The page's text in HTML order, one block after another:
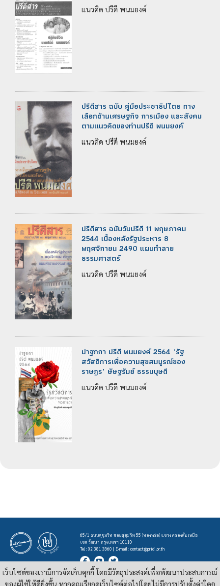
แนวคิด ปรีดี พนมยงค์
ปรีดีสาร ฉบับ คู่มือประชาธิปไตย ทาง
เลือกด้านเศรษฐกิจ การเมือง และสังคม
ตามแนวคิดของท่านปรีดี พนมยงค์
แนวคิด ปรีดี พนมยงค์
ปรีดีสาร ฉบับวันปรีดี 11 พฤษภาคม
2544 เบื้องหลังรัฐประหาร 8
พฤศจิกายน 2490 แผนทำลาย
ธรรมศาสตร์
แนวคิด ปรีดี พนมยงค์
ปาฐกถา ปรีดี พนมยงค์ 2564 "รัฐ
สวัสดิการเพื่อความสุขสมบูรณ์ของ
ราษฎร" ษัษฐรัมย์ ธรรมบุษดี
แนวคิด ปรีดี พนมยงค์
65/1 ถนนสุขุมวิท ซอยสุขุมวิท 55 (ทองหล่อ) แขวง คลองตันเหนือ
เขต วัฒนา กรุงเทพฯ 10110
Tel : 02 381 3860 | E-mail :contact@pridi.or.th
บทความ รูปภาพ และสื่ออื่นๆ ที่มีสัญลักษณ์ของสถาบันปรีดี พนมยงค์ ในเว็บไซต์https://pridi.or.th
เผยแพร่ภายใต้สัญญาอนุญาตครีเอทีฟคอมมอนส์แบบแสดงที่มา-ไม่ใช่เชิงพาณิชย์ 4.0 สากล
เว็บไซต์ของเรามีการจัดเก็บคุกกี้ โดยมีวัตถุประสงค์เพื่อพัฒนาประสบการณ์
ของผู้ใช้ให้ดียิ่งขึ้น หากคุณเรียกดูเว็บไซต์ต่อไปโดยไม่มีการปรับตั้งค่าใดๆ